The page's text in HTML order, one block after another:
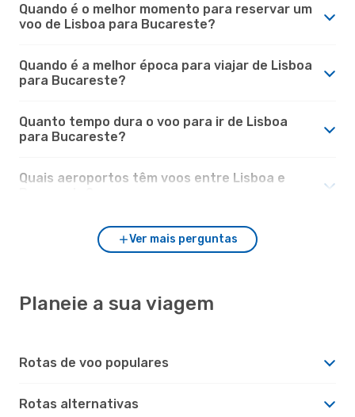
Quando é o melhor momento para reservar um
voo de Lisboa para Bucareste?
Quando é a melhor época para viajar de Lisboa
para Bucareste?
Quanto tempo dura o voo para ir de Lisboa
para Bucareste?
Quais aeroportos têm voos entre Lisboa e
Ver mais perguntas
Planeie a sua viagem
Rotas de voo populares
Rotas alternativas